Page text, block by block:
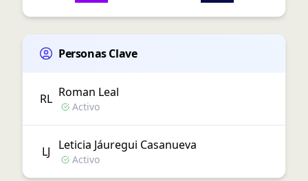
Personas Clave
RL Roman Leal
Activo
LJ Leticia Jáuregui Casanueva
Activo